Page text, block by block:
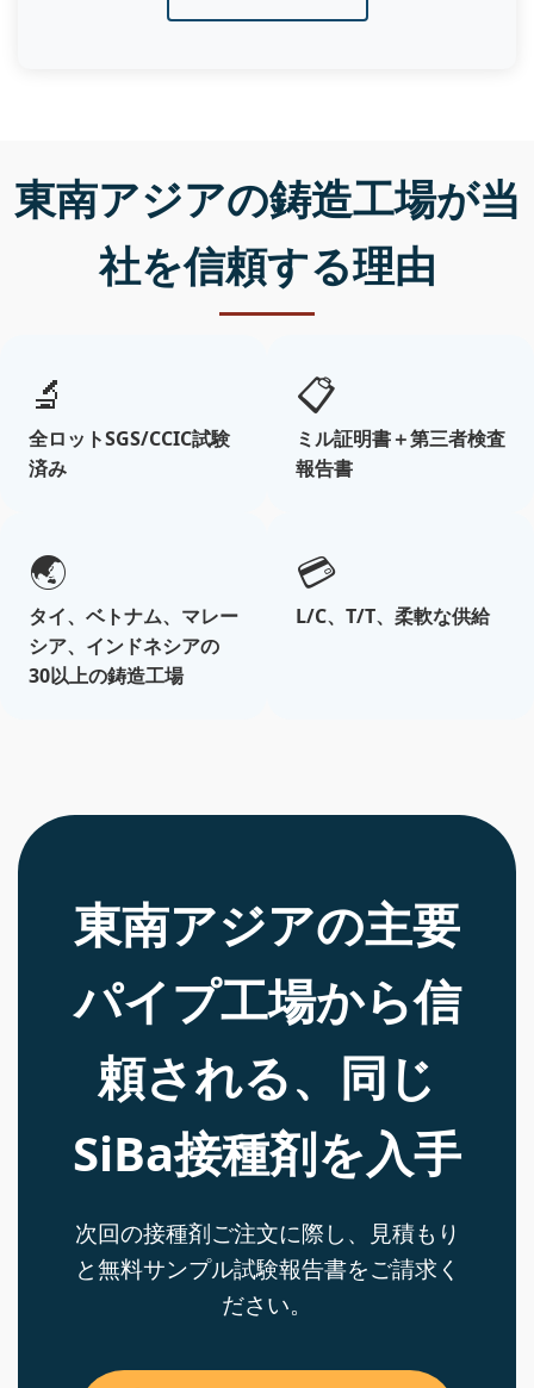
東南アジアの鋳造工場が当
社を信頼する理由
🔬
全ロットSGS/CCIC試験
済み
📋
ミル証明書＋第三者検査
報告書
🌏
タイ、ベトナム、マレー
シア、インドネシアの
30以上の鋳造工場
💳
L/C、T/T、柔軟な供給
東南アジアの主要
パイプ工場から信
頼される、同じ
SiBa接種剤を入手
次回の接種剤ご注文に際し、見積もり
と無料サンプル試験報告書をご請求く
ださい。